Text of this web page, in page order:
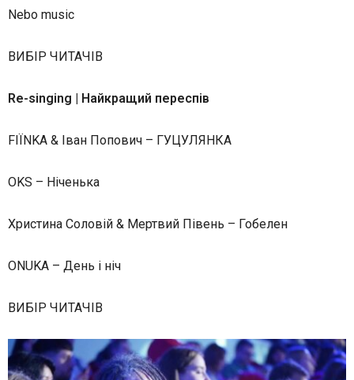
Nebo music
ВИБІР ЧИТАЧІВ
Re-singing | Найкращий переспів
FIЇNKA & Іван Попович – ГУЦУЛЯНКА
OKS – Ніченька
Христина Соловій & Мертвий Півень – Гобелен
ONUKA – День і ніч
ВИБІР ЧИТАЧІВ